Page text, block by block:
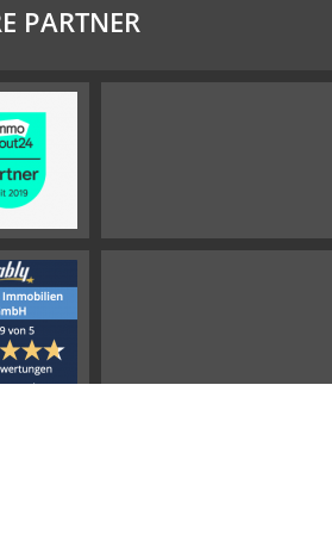
PARTNER